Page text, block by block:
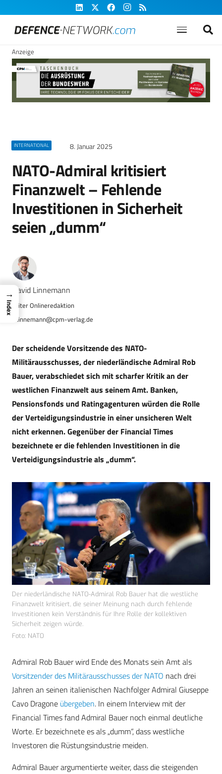
Anzeige
INTERNATIONAL 8. Januar 2025
NATO-Admiral kritisiert
Finanzwelt – Fehlende
Investitionen in Sicherheit
seien „dumm“
Navid Linnemann
n.linnemann@cpm-verlag.de
Der scheidende Vorsitzende des NATO-
Militärausschusses, der niederländische Admiral Rob
Bauer, verabschiedet sich mit scharfer Kritik an der
westlichen Finanzwelt aus seinem Amt. Banken,
Pensionsfonds und Ratingagenturen würden die Rolle
der Verteidigungsindustrie in einer unsicheren Welt
nicht erkennen. Gegenüber der Financial Times
bezeichnete er die fehlenden Investitionen in die
Verteidigungsindustrie als „dumm“.
Der niederländische NATO-Admiral Rob Bauer hat die westliche
Finanzwelt kritisiert, die seiner Meinung nach durch fehlende
Investitionen kein Verständnis für Ihre Rolle der kollektiven
Sicherheit zeigen würde.
Foto: NATO
Admiral Rob Bauer wird Ende des Monats sein Amt als
Vorsitzender des Militärausschusses der NATO nach drei
Jahren an seinen italienischen Nachfolger Admiral Giuseppe
Cavo Dragone übergeben. In einem Interview mit der
Financial Times fand Admiral Bauer noch einmal deutliche
Worte. Er bezeichnete es als „dumm“, dass westliche
Investoren die Rüstungsindustrie meiden.
Admiral Bauer argumentierte weiter, dass die steigenden
→
Index